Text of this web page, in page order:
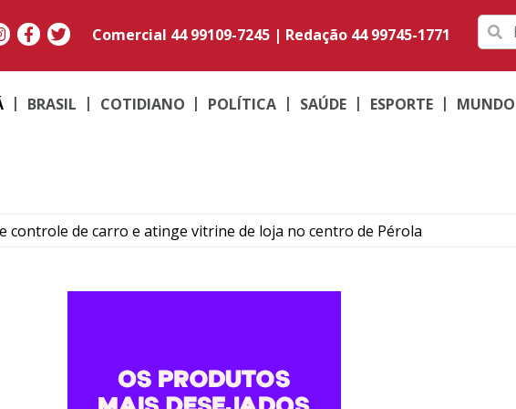
Comercial 44 99109-7245 | Redação 44 99745-1771
BRASIL COTIDIANO POLÍTICA SAÚDE ESPORTE MUNDO
controle de carro e atinge vitrine de loja no centro de Pérola
a PM após ser agredido por três venezuelanos